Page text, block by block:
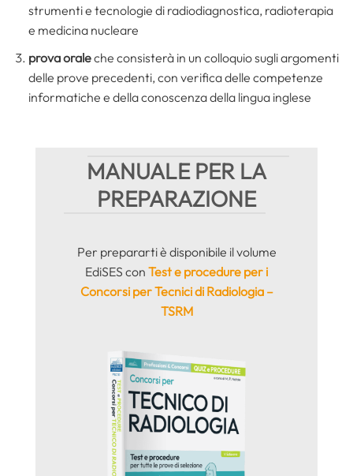
strumenti e tecnologie di radiodiagnostica, radioterapia
e medicina nucleare
prova oraleche consisterà in un colloquio sugli argomenti
delle prove precedenti, con verifica delle competenze
informatiche e della conoscenza della lingua inglese
MANUALE PER LA
PREPARAZIONE
Per prepararti è disponibile il volume
EdiSES con Test e procedure per i
Concorsi per Tecnici di Radiologia –
TSRM